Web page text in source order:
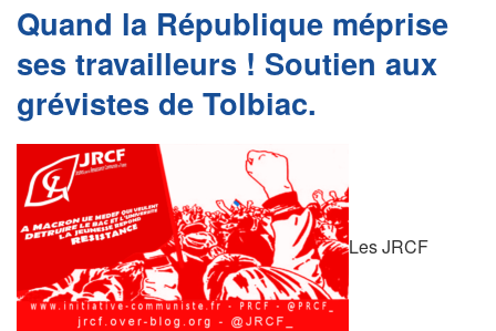
Quand la République méprise
ses travailleurs ! Soutien aux
grévistes de Tolbiac.
Les JRCF